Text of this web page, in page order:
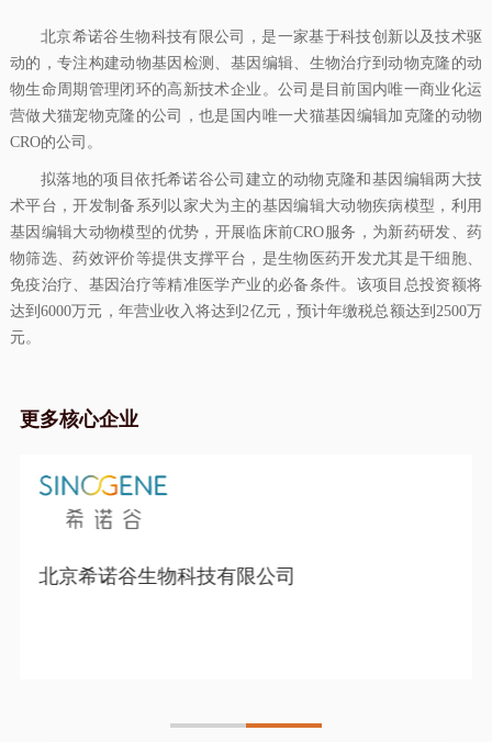
北京希诺谷生物科技有限公司，是一家基于科技创新以及技术驱
动的，专注构建动物基因检测、基因编辑、生物治疗到动物克隆的动
物生命周期管理闭环的高新技术企业。公司是目前国内唯一商业化运
营做犬猫宠物克隆的公司，也是国内唯一犬猫基因编辑加克隆的动物
CRO的公司。
拟落地的项目依托希诺谷公司建立的动物克隆和基因编辑两大技
术平台，开发制备系列以家犬为主的基因编辑大动物疾病模型，利用
基因编辑大动物模型的优势，开展临床前CRO服务，为新药研发、药
物筛选、药效评价等提供支撑平台，是生物医药开发尤其是干细胞、
免疫治疗、基因治疗等精准医学产业的必备条件。该项目总投资额将
达到6000万元，年营业收入将达到2亿元，预计年缴税总额达到2500万
元。
更多核心企业
北京希诺谷生物科技有限公司